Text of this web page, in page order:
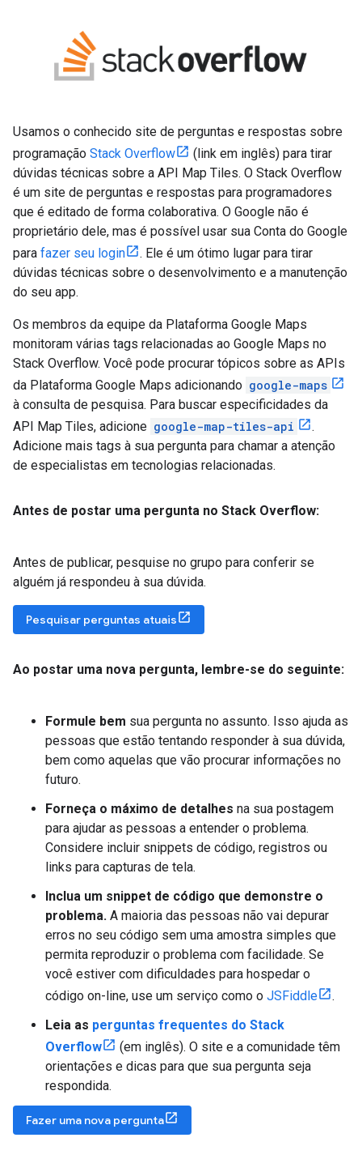
Usamos o conhecido site de perguntas e respostas sobre
programação Stack Overflow
(link em inglês) para tirar
dúvidas técnicas sobre a API Map Tiles. O Stack Overflow
é um site de perguntas e respostas para programadores
que é editado de forma colaborativa. O Google não é
proprietário dele, mas é possível usar sua Conta do Google
para fazer seu login
. Ele é um ótimo lugar para tirar
dúvidas técnicas sobre o desenvolvimento e a manutenção
do seu app.
Os membros da equipe da Plataforma Google Maps
monitoram várias tags relacionadas ao Google Maps no
Stack Overflow. Você pode procurar tópicos sobre as APIs
da Plataforma Google Maps adicionando google-maps
à consulta de pesquisa. Para buscar especificidades da
API Map Tiles, adicione google-map-tiles-api
.
Adicione mais tags à sua pergunta para chamar a atenção
de especialistas em tecnologias relacionadas.
Antes de postar uma pergunta no Stack Overflow:
Antes de publicar, pesquise no grupo para conferir se
alguém já respondeu à sua dúvida.
Pesquisar perguntas atuais
Ao postar uma nova pergunta, lembre-se do seguinte:
Formule bem sua pergunta no assunto. Isso ajuda as
pessoas que estão tentando responder à sua dúvida,
bem como aquelas que vão procurar informações no
futuro.
Forneça o máximo de detalhes na sua postagem
para ajudar as pessoas a entender o problema.
Considere incluir snippets de código, registros ou
links para capturas de tela.
Inclua um snippet de código que demonstre o
problema. A maioria das pessoas não vai depurar
erros no seu código sem uma amostra simples que
permita reproduzir o problema com facilidade. Se
você estiver com dificuldades para hospedar o
código on-line, use um serviço como o JSFiddle
.
Leia as perguntas frequentes do Stack
Overflow
(em inglês). O site e a comunidade têm
orientações e dicas para que sua pergunta seja
respondida.
Fazer uma nova pergunta